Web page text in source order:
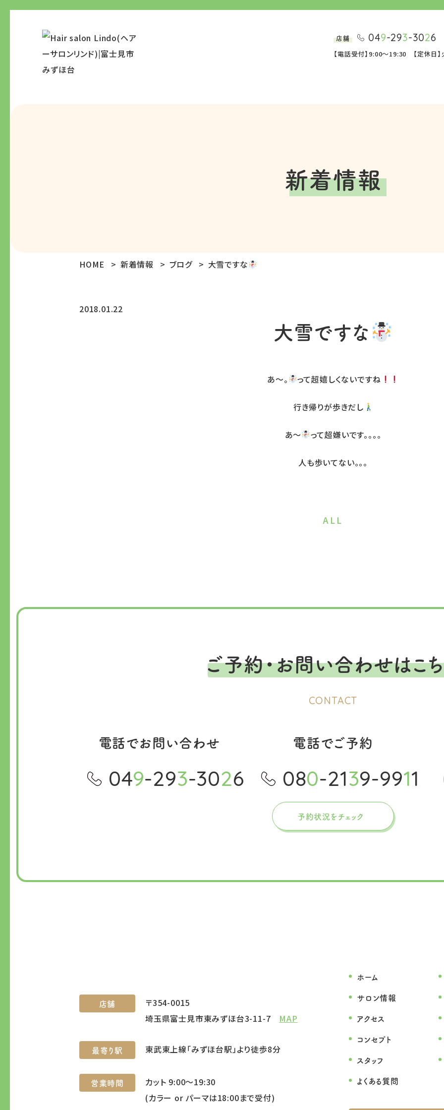
店舗 049-293-3026
【電話受付】9:00～19:30 【定休日
新着情報
HOME 新着情報 ブログ 大雪ですな
2018.01.22
大雪ですな
あ〜。 って超嬉しくないですね
行き帰りが歩きだし
あ〜 って超嫌いです。。。。
人も歩いてない。。。
ALL
ご予約・お問い合わせはこ
CONTACT
電話でお問い合わせ
049-293-3026
電話でご予約
080-2139-9911
予約状況をチェック
店舗
〒354-0015
埼玉県富士見市東みずほ台3-11-7 MAP
最寄り駅 東武東上線「みずほ台駅」より徒歩8分
営業時間
カット 9:00～19:30
(カラー or パーマは18:00まで受付)
ホーム
サロン情報
アクセス
コンセプト
スタッフ
よくある質問